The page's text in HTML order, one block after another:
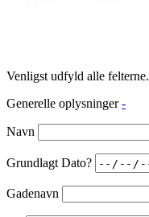
Venligst udfyld alle felterne.
Generelle oplysninger -
Navn
Grundlagt Dato?
Gadenavn